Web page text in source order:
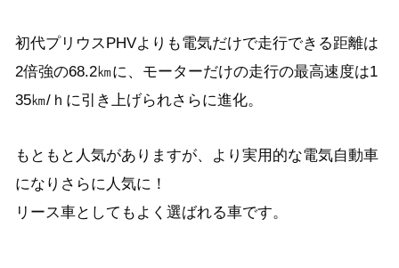
初代プリウスPHVよりも電気だけで走行できる距離は
2倍強の68.2㎞に、モーターだけの走行の最高速度は1
35㎞/ｈに引き上げられさらに進化。
もともと人気がありますが、より実用的な電気自動車
になりさらに人気に！
リース車としてもよく選ばれる車です。